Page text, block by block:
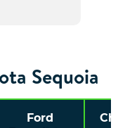
Sequoia
Ford